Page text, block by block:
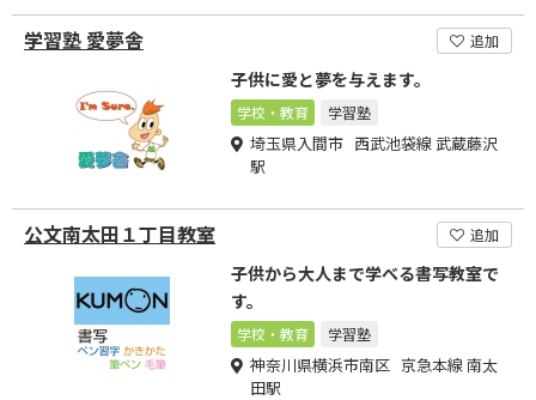
学習塾 愛夢舎 追加
子供に愛と夢を与えます。
学校・教育 学習塾
埼玉県入間市 西武池袋線 武蔵藤沢
駅
公文南太田１丁目教室 追加
子供から大人まで学べる書写教室で
す。
学校・教育 学習塾
神奈川県横浜市南区 京急本線 南太
田駅